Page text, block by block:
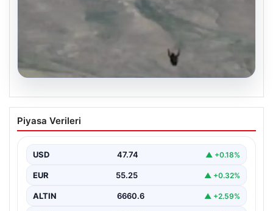
07.08.2026
Fas’tan İspanya’ya yamaç paraşütüyle
geçmeye çalışan göçmen yaşamını
{ "title": "Fas'tan İspanya'ya Yamaç Paraşütüyle
"content": "Fas ile…
Piyasa Verileri
USD 47.74 ▲ +0.18%
EUR 55.25 ▲ +0.32%
ALTIN 6660.6 ▲ +2.59%